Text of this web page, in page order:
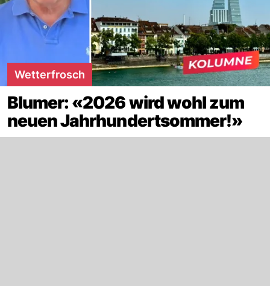
Wetterfrosch
Blumer: «2026 wird wohl zum
neuen Jahrhundertsommer!»